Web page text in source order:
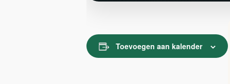
Toevoegen aan kalender